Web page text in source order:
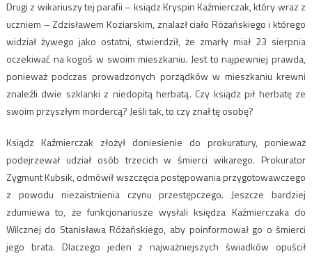
Drugi z wikariuszy tej parafii – ksiądz Kryspin Kaźmierczak, który wraz z
uczniem – Zdzisławem Koziarskim, znalazł ciało Różańskiego i którego
widział żywego jako ostatni, stwierdził, że zmarły miał 23 sierpnia
oczekiwać na kogoś w swoim mieszkaniu. Jest to najpewniej prawda,
ponieważ podczas prowadzonych porządków w mieszkaniu krewni
znaleźli dwie szklanki z niedopitą herbatą. Czy ksiądz pił herbatę ze
swoim przyszłym mordercą? Jeśli tak, to czy znał tę osobę?
Ksiądz Kaźmierczak złożył doniesienie do prokuratury, ponieważ
podejrzewał udział osób trzecich w śmierci wikarego. Prokurator
Zygmunt Kubsik, odmówił wszczęcia postępowania przygotowawczego
z powodu niezaistnienia czynu przestępczego. Jeszcze bardziej
zdumiewa to, że funkcjonariusze wysłali księdza Kaźmierczaka do
Wilcznej do Stanisława Różańskiego, aby poinformował go o śmierci
jego brata. Dlaczego jeden z najważniejszych świadków opuścił